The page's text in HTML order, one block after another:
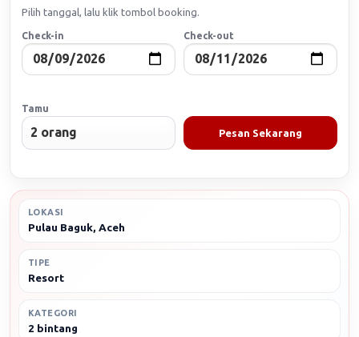
Pilih tanggal, lalu klik tombol booking.
Check-in Check-out
Tamu
Pesan Sekarang
LOKASI
Pulau Baguk, Aceh
TIPE
Resort
KATEGORI
2 bintang